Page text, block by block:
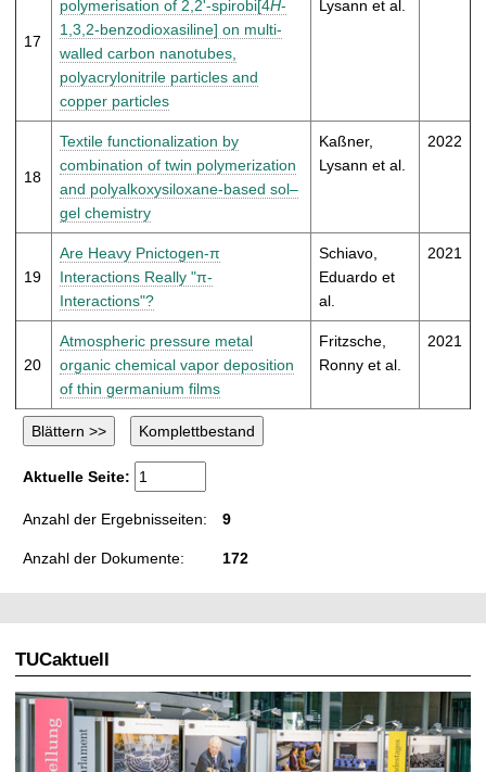
17
polymerisation of 2,2'-spirobi[4H-
1,3,2-benzodioxasiline] on multi-
walled carbon nanotubes,
polyacrylonitrile particles and
copper particles
Lysann et al.
18
Textile functionalization by
combination of twin polymerization
and polyalkoxysiloxane-based sol–
gel chemistry
Kaßner,
Lysann et al.
2022
19
Are Heavy Pnictogen-π
Interactions Really "π-
Interactions"?
Schiavo,
Eduardo et
al.
2021
20
Atmospheric pressure metal
organic chemical vapor deposition
of thin germanium films
Fritzsche,
Ronny et al.
2021
Aktuelle Seite:
Anzahl der Ergebnisseiten: 9
Anzahl der Dokumente: 172
TUCaktuell